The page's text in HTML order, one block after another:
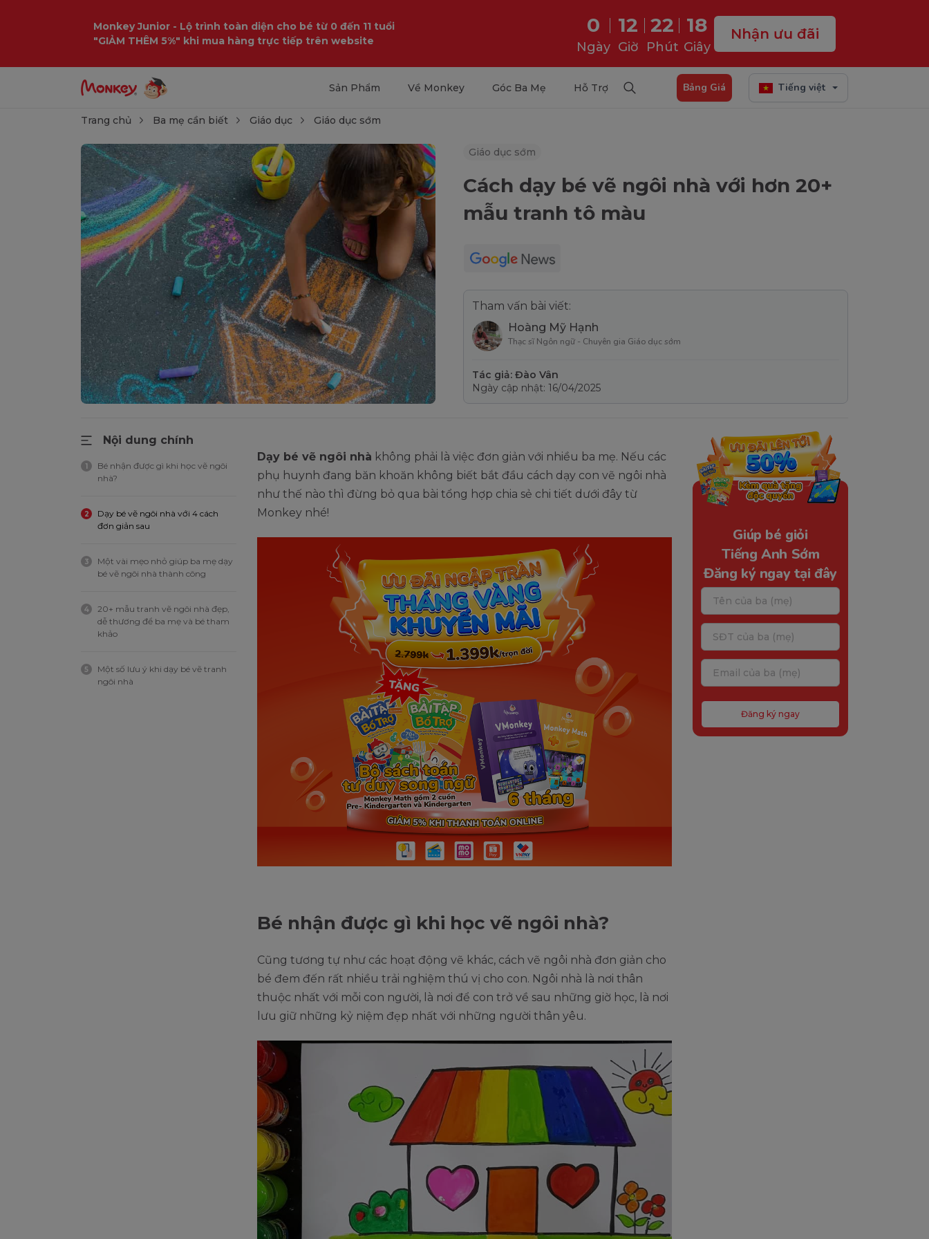
Monkey Junior - Lộ trình toàn diện cho bé từ 0 đến 11 tuổi
"GIẢM THÊM 5%" khi mua hàng trực tiếp trên website
0
Ngày
12
Giờ
22
Phút
17
Giây
Nhận ưu đãi
Sản Phẩm Về Monkey Góc Ba Mẹ Hỗ Trợ Bảng Giá Tiếng việt
Trang chủ Ba mẹ cần biết Giáo dục Giáo dục sớm
Giáo dục sớm
Cách dạy bé vẽ ngôi nhà với hơn 20+
mẫu tranh tô màu
Tham vấn bài viết:
Hoàng Mỹ Hạnh
Thạc sĩ Ngôn ngữ - Chuyên gia Giáo dục sớm
Tác giả: Đào Vân
Ngày cập nhật: 16/04/2025
Nội dung chính
1
Bé nhận được gì khi học vẽ ngôi
nhà?
2
Dạy bé vẽ ngôi nhà với 4 cách
đơn giản sau
3
Một vài mẹo nhỏ giúp ba mẹ dạy
bé vẽ ngôi nhà thành công
4
20+ mẫu tranh vẽ ngôi nhà đẹp,
dễ thương để ba mẹ và bé tham
khảo
5
Một số lưu ý khi dạy bé vẽ tranh
ngôi nhà
Dạy bé vẽ ngôi nhà không phải là việc đơn giản với nhiều ba mẹ. Nếu các
phụ huynh đang băn khoăn không biết bắt đầu cách dạy con vẽ ngôi nhà
như thế nào thì đừng bỏ qua bài tổng hợp chia sẻ chi tiết dưới đây từ
Monkey nhé!
Bé nhận được gì khi học vẽ ngôi nhà?
Cũng tương tự như các hoạt động vẽ khác, cách vẽ ngôi nhà đơn giản cho
bé đem đến rất nhiều trải nghiệm thú vị cho con. Ngôi nhà là nơi thân
thuộc nhất với mỗi con người, là nơi để con trở về sau những giờ học, là nơi
lưu giữ những kỷ niệm đẹp nhất với những người thân yêu.
Giúp bé giỏi
Tiếng Anh Sớm
Đăng ký ngay tại đây
Đăng ký ngay